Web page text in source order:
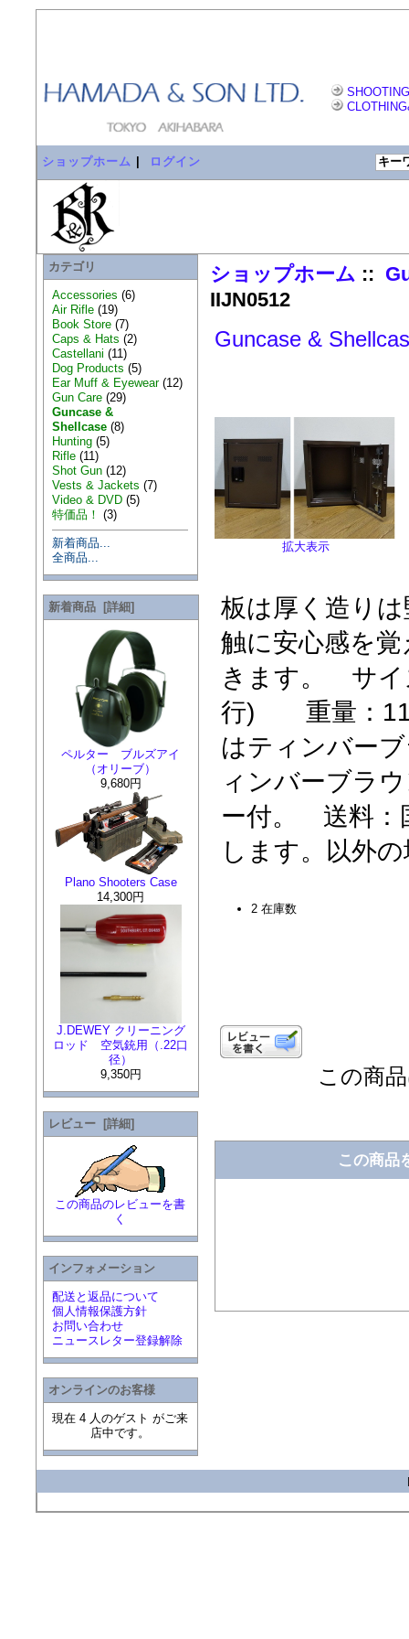
ショップホーム ログイン
カテゴリ
Accessories (6)
Air Rifle(19)
Book Store(7)
Caps & Hats (2)
Castellani (11)
Dog Products (5)
Ear Muff & Eyewear(12)
Gun Care(29)
Guncase &
Shellcase(8)
Hunting(5)
Rifle(11)
Shot Gun(12)
Vests & Jackets (7)
Video & DVD(5)
特価品！ (3)
新着商品...
全商品...
新着商品 [詳細]
ペルター ブルズアイ
（オリーブ）
9,680円
Plano Shooters Case
14,300円
J.DEWEY クリーニング
ロッド 空気銃用（.22口
径）
9,350円
レビュー [詳細]
この商品のレビューを書
く
インフォメーション
配送と返品について
個人情報保護方針
お問い合わせ
ニュースレター登録解除
オンラインのお客様
現在 4 人のゲスト がご来
店中です。
ショップホーム ::
IIJN0512
Guncase &
拡大表示
板は厚く造り
触に安心感を
きます。 サイ
行) 重量：
はティンバー
ィンバーブラ
ー付。 送料：
します。以外
2 在庫数
この商
この商品